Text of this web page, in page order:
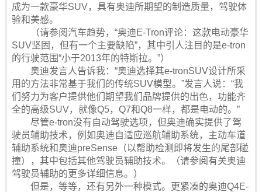
成为一款豪华SUV，具有奥迪所期望的制造质量，驾驶体
验和美感。
（请参阅汽车趋势，“奥迪E-Tron评论：这款电动豪华
SUV坚固，但有一个主要缺陷”，其中引人注目的是e-tron
的行驶范围“小于2013年的特斯拉。”）
奥迪发言人告诉我：“奥迪选择其e-tronSUV设计所采
用的方法非常基于我们的传统SUV模型。”发言人说：“我
们努力为客户提供他们期望我们品牌提供的出色，功能齐
全的高级SUV，就像Q5，Q7和Q8一样，都是电动的。”
尽管e-tron没有自动驾驶选项，但奥迪确实提供了驾
驶员辅助技术，例如奥迪自适应巡航辅助系统，主动车道
辅助系统和奥迪preSense（以帮助检测即将发生的尾部碰
撞），其中包括其他驾驶员辅助技术。（请参阅有关奥迪
驾驶员辅助的更多详细信息。）
但是，等等，还有另外一种模式。更紧凑的奥迪Q4E-